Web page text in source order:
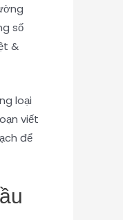
số
&
loại
viết
để